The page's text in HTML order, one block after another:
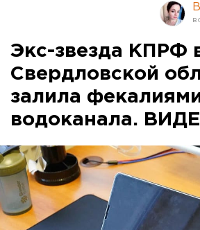
Экс-звезда КПРФ
Свердловской
залила
водоканала.